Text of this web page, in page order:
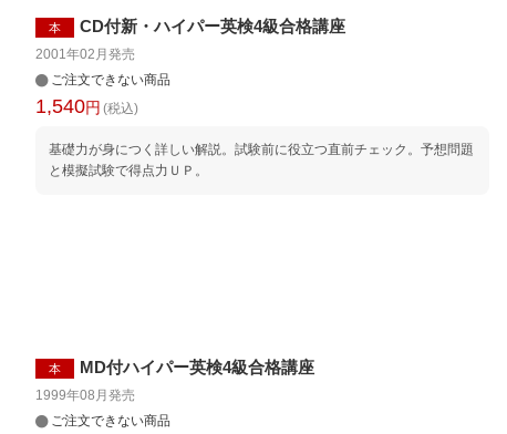
本 CD付新・ハイパー英検4級合格講座
2001年02月発売
ご注文できない商品
1,540円 (税込)
基礎力が身につく詳しい解説。試験前に役立つ直前チェック。予想問題
と模擬試験で得点力ＵＰ。
本 MD付ハイパー英検4級合格講座
1999年08月発売
ご注文できない商品